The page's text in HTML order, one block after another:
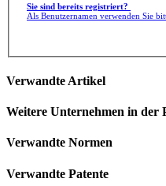
Sie sind bereits registriert?
Als Benutzernamen verwenden Sie
Verwandte Artikel
Weitere Unternehmen in der
Verwandte Normen
Verwandte Patente